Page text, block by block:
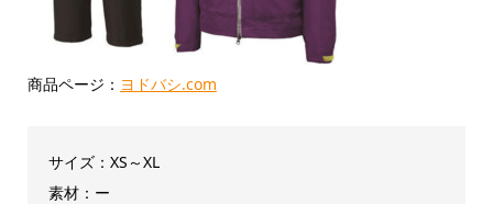
商品ページ： ヨドバシ.com
サイズ：XS～XL
素材：ー